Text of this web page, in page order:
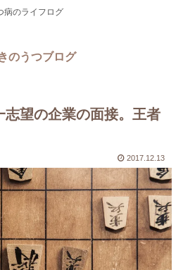
病のライフログ
のうつブログ
志望の企業の面接。王者
2017.12.13